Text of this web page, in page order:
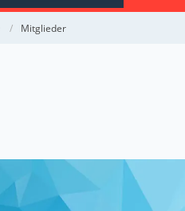
Mitglieder